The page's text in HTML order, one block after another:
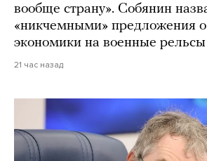
вообще страну». Собянин
«никчемными» предложения о
экономики на военные рельсы
21 час назад